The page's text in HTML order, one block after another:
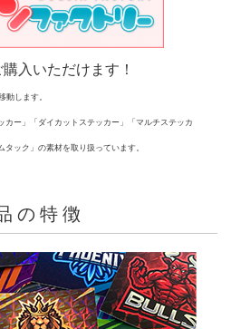
入いただけます！
します。
カー」「ダイカットステッカー」「マルチステッカ
ック」の素材を取り扱っています。
の特徴